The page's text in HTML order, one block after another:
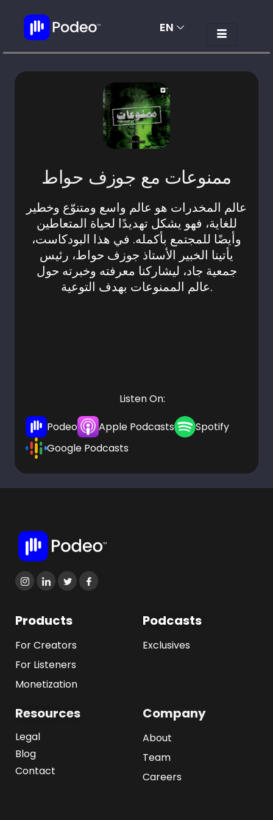
EN
AR
ممنوعات مع جوزف حواط
عالم المخدرات هو عالم واسع ومتنوّع وخطير
للغاية، فهو يشكل تهديدًا لحياة المتعاطين
وأيضًا للمجتمع بأكمله. في هذا البودكاست،
يأتينا الخبير الأستاذ جوزف حواط، رئيس
جمعية جاد، ليشاركنا معرفته وخبرته حول
عالم الممنوعات بهدف التوعية.
Listen On:
Podeo
Apple Podcasts
Spotify
Google Podcasts
Products
For Creators
For Listeners
Monetization
Podcasts
Exclusives
Resources
Legal
Blog
Contact
Company
About
Team
Careers